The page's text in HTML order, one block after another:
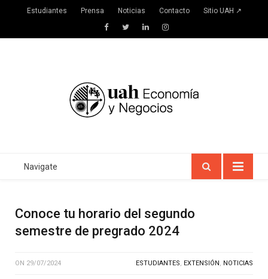
Estudiantes Prensa Noticias Contacto Sitio UAH ↗
FacebookTwitterLinkedInInstagram
Navigate
Conoce tu horario del segundo
semestre de pregrado 2024
ON 29/07/2024 ESTUDIANTES, EXTENSIÓN, NOTICIAS